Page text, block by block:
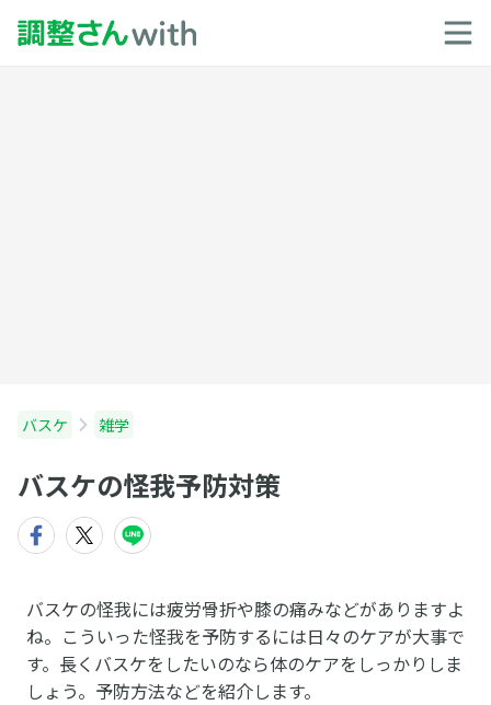
バスケ 雑学
バスケの怪我予防対策
バスケの怪我には疲労骨折や膝の痛みなどがありますよ
ね。こういった怪我を予防するには日々のケアが大事で
す。長くバスケをしたいのなら体のケアをしっかりしま
しょう。予防方法などを紹介します。